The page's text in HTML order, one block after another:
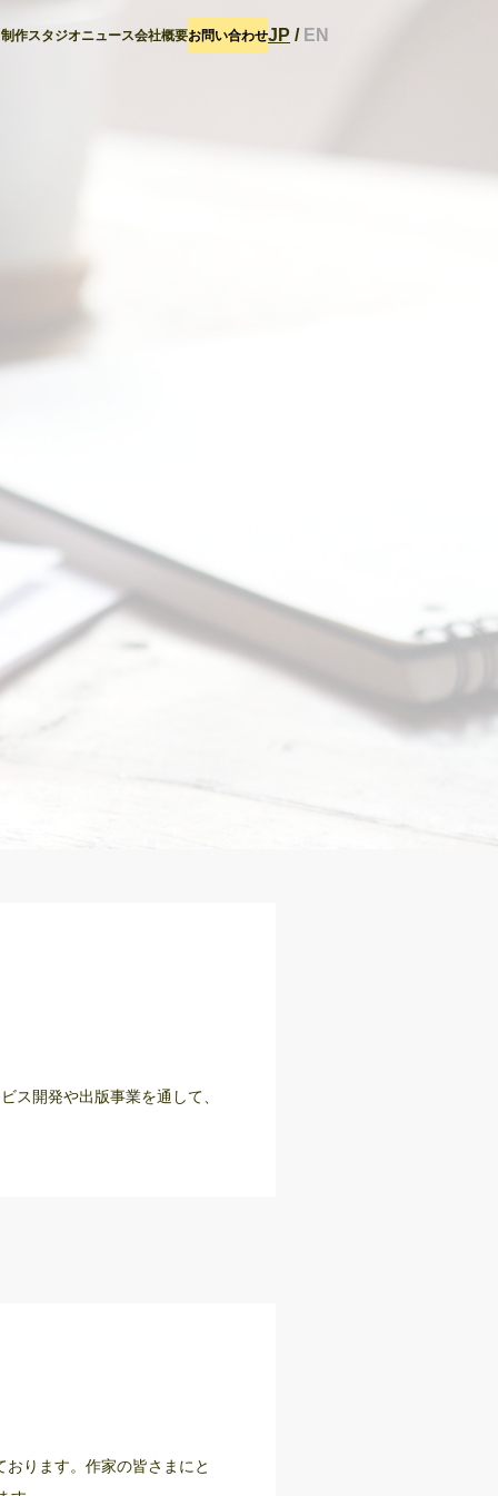
制作スタジオニュース会社概要お問い合わせJP / EN
ス開発や出版事業を通して、
ります。作家の皆さまにと